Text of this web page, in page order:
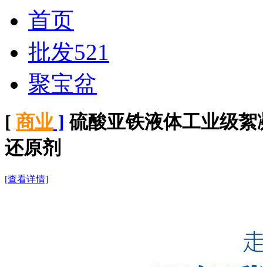
首页
批发521
聚宝盆
[ 商业 ] 硫酸亚铁液体工业级
还原剂
[查看详情]